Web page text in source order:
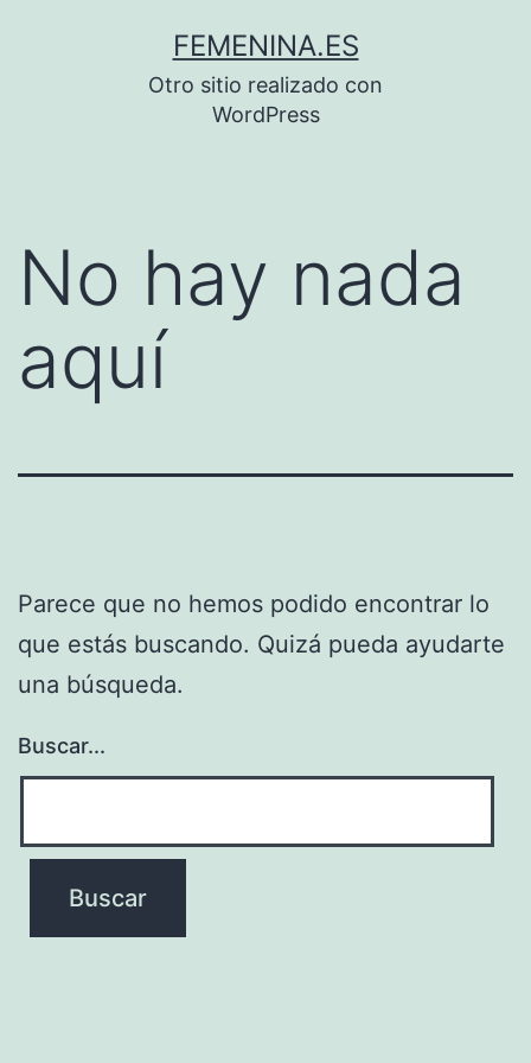
FEMENINA.ES
Otro sitio realizado con
WordPress
No hay nada
aquí
Parece que no hemos podido encontrar lo
que estás buscando. Quizá pueda ayudarte
una búsqueda.
Buscar...